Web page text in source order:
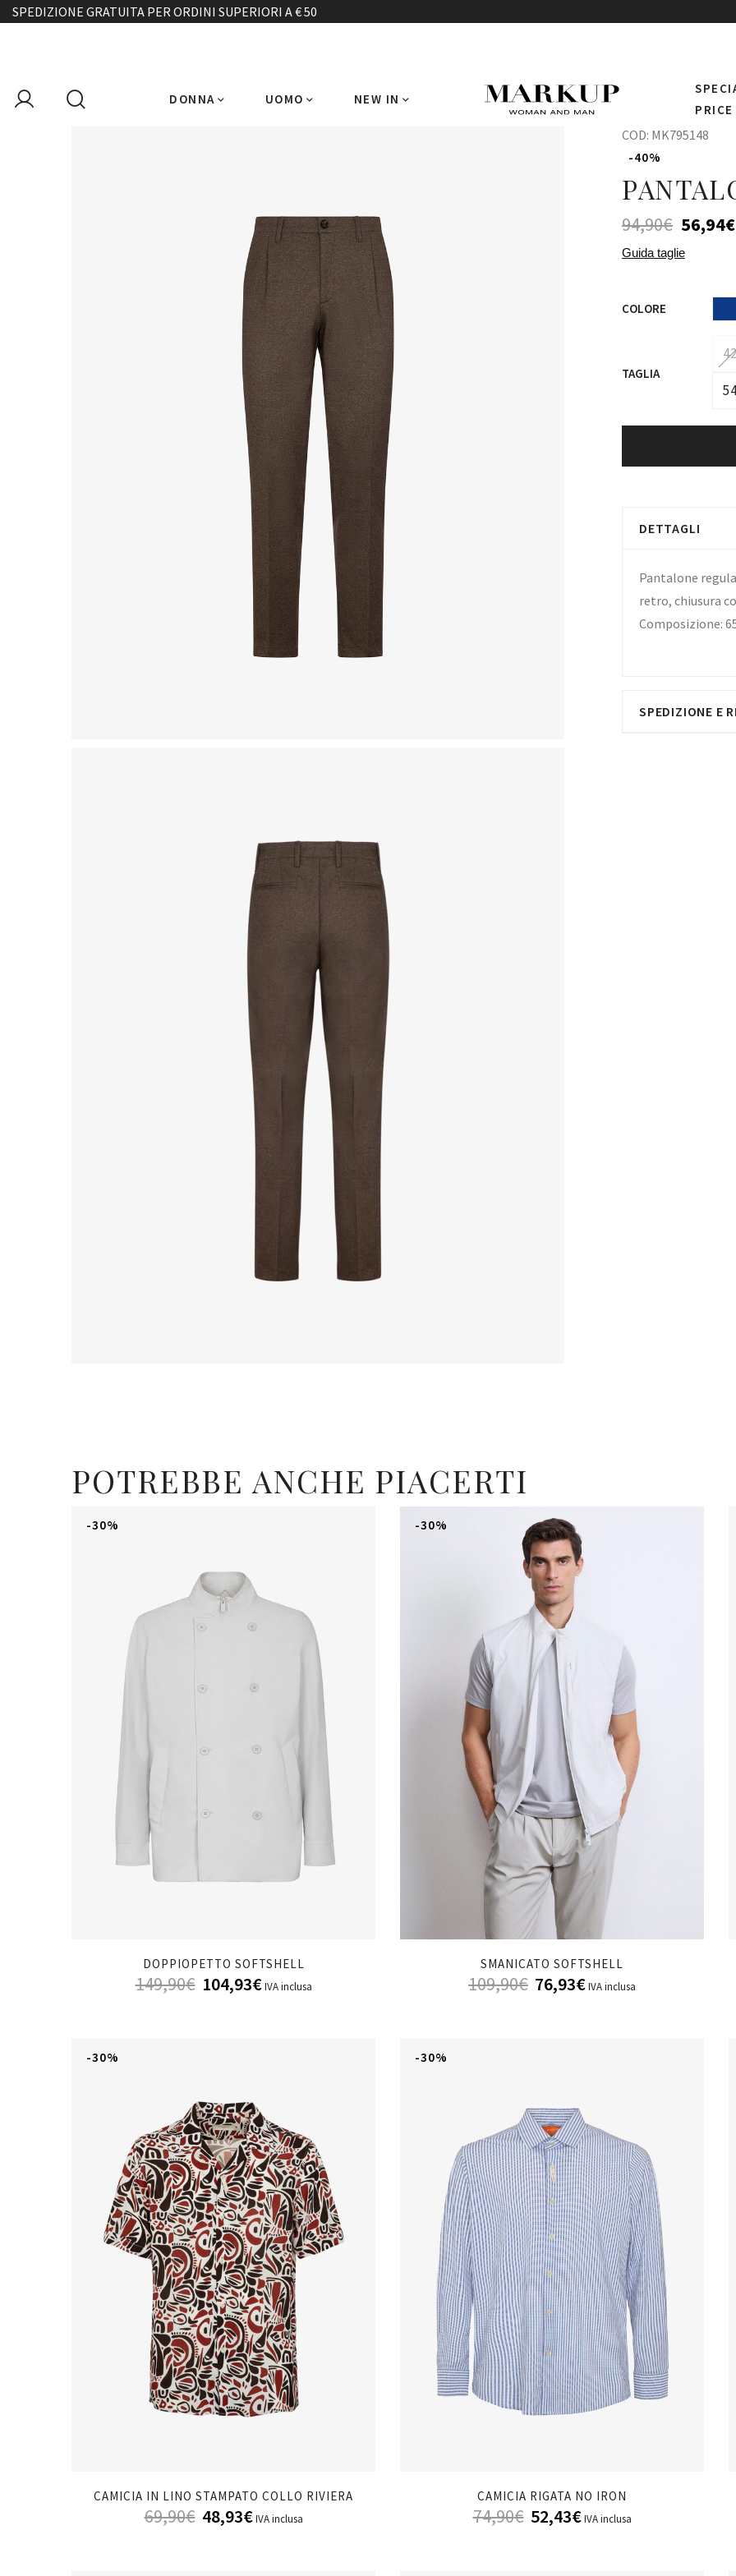
SPEDIZIONE GRATUITA PER ORDINI SUPERIORI A € 50
DONNA UOMO NEW IN
PRICE
COD: MK795148
-40%
94,90€ 56,94€
Guida taglie
COLORE
TAGLIA
DETTAGLI
Pantalone
retro, chiusura
Composizione:
SPEDIZIONE E
POTREBBE ANCHE PIACERTI
-30%
DOPPIOPETTO SOFTSHELL
149,90€ 104,93€ IVA inclusa
-30%
SMANICATO SOFTSHELL
109,90€ 76,93€IVA inclusa
-30%
CAMICIA IN LINO STAMPATO COLLO RIVIERA
69,90€ 48,93€ IVA inclusa
-30%
CAMICIA RIGATA NO IRON
74,90€ 52,43€ IVA inclusa